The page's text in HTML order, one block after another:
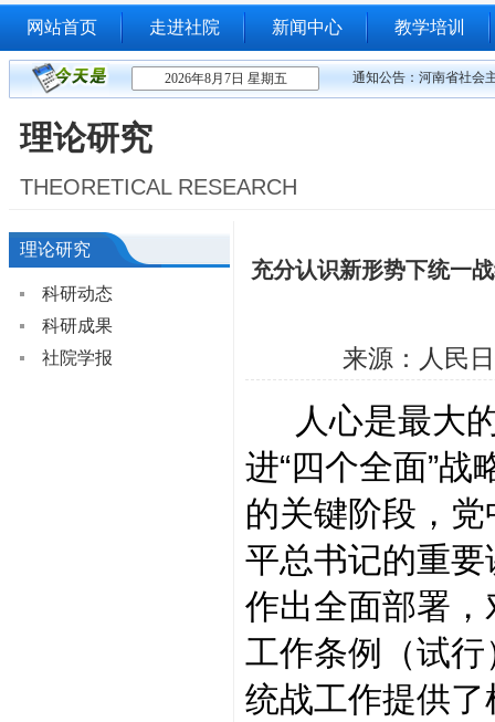
网站首页 走进社院 新闻中心 教学培训
2026年8月7日 星期五 通知公告： 河南省社会
理论研究
THEORETICAL RESEARCH
理论研究
科研动态
科研成果
社院学报
充分认识新形势下统一
来源：人民
人心是最大的
进“四个全面”战
的关键阶段，
平总书记的重
作出全面部署
工作条例（试
统战工作提供